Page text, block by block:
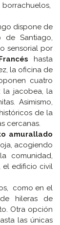
dispone de
de Santiago,
sensorial por
hasta
la oficina de
cuatro
la jacobea, la
Asimismo,
de la
cercanas.
amurallado
acogiendo
comunidad,
, el edificio civil
como en el
hileras de
Otra opción
las únicas